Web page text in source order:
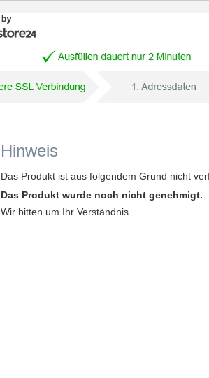
Hinweis
Das Produkt ist aus folgendem Grund nicht
Das Produkt wurde noch nicht genehmigt.
Wir bitten um Ihr Verständnis.